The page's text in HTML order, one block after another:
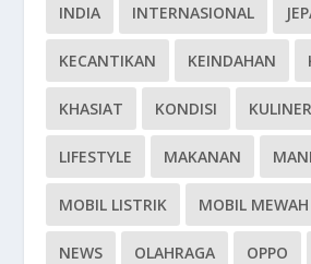
INDIA INTERNASIONAL
KECANTIKAN KEINDAHAN
KHASIAT KONDISI KULINER
LIFESTYLE MAKANAN
MOBIL LISTRIK MOBIL MEWAH
NEWS OLAHRAGA OPPO